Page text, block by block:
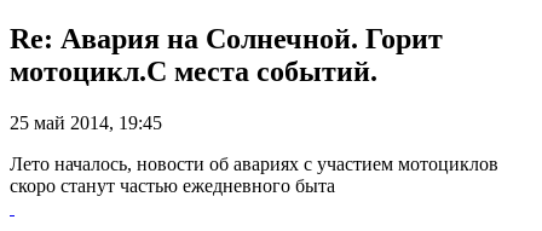
Re: Авария на Солнечной. Горит
мотоцикл.С места событий.
25 май 2014, 19:45
Лето началось, новости об авариях с участием мотоциклов
скоро станут частью ежедневного быта